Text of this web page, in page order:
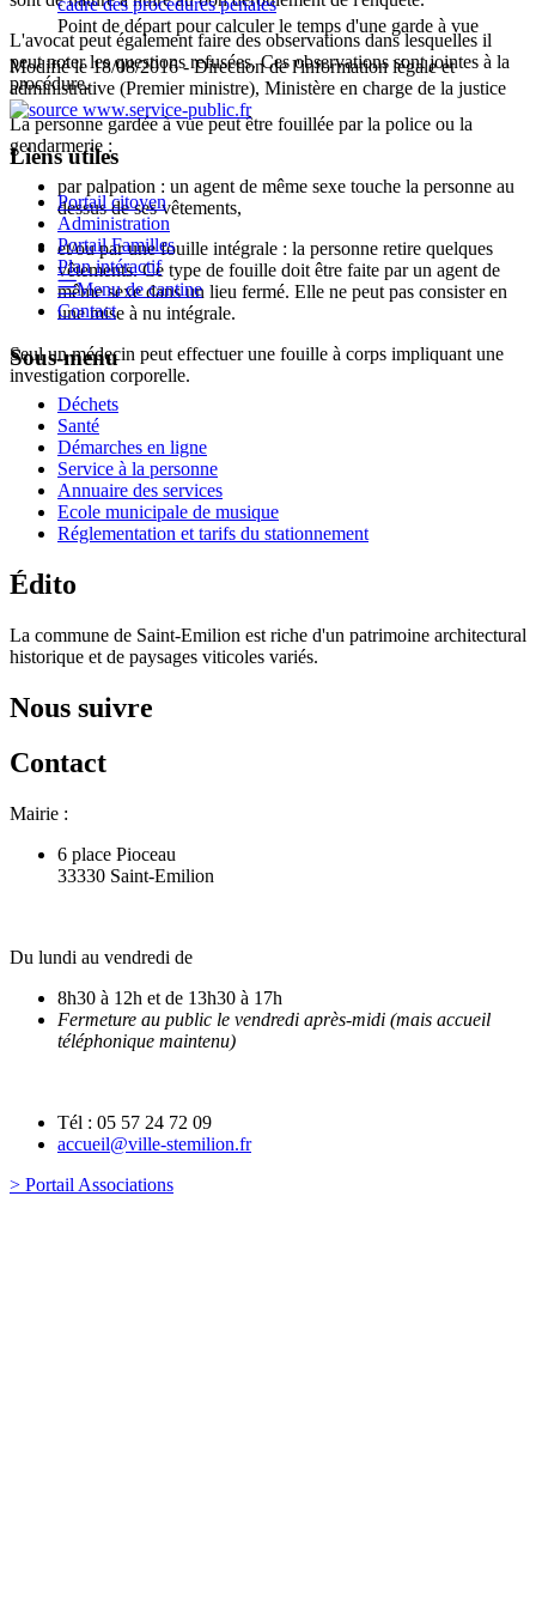
L'avocat peut également faire des observations dans lesquelles il
peut noter les questions refusées. Ces observations sont jointes à la
procédure.
La personne gardée à vue peut être fouillée par la police ou la
gendarmerie :
par palpation : un agent de même sexe touche la personne au
dessus de ses vêtements,
et/ou par une fouille intégrale : la personne retire quelques
vêtements. Ce type de fouille doit être faite par un agent de
même sexe dans un lieu fermé. Elle ne peut pas consister en
une mise à nu intégrale.
Seul un médecin peut effectuer une fouille à corps impliquant une
investigation corporelle.
cadre des procédures pénales
Point de départ pour calculer le temps d'une garde à vue
Modifié le 18/08/2016 - Direction de l'information légale et
administrative (Premier ministre), Ministère en charge de la justice
Liens utiles
Portail citoyen
Administration
Portail Familles
Plan intéractif
Menu de cantine
Contact
Sous-menu
Déchets
Santé
Démarches en ligne
Service à la personne
Annuaire des services
Ecole municipale de musique
Réglementation et tarifs du stationnement
Édito
La commune de Saint-Emilion est riche d'un patrimoine architectural
historique et de paysages viticoles variés.
Nous suivre
Contact
Mairie :
6 place Pioceau
33330 Saint-Emilion
Du lundi au vendredi de
8h30 à 12h et de 13h30 à 17h
Fermeture au public le vendredi après-midi (mais accueil
téléphonique maintenu)
Tél : 05 57 24 72 09
accueil@ville-stemilion.fr
> Portail Associations